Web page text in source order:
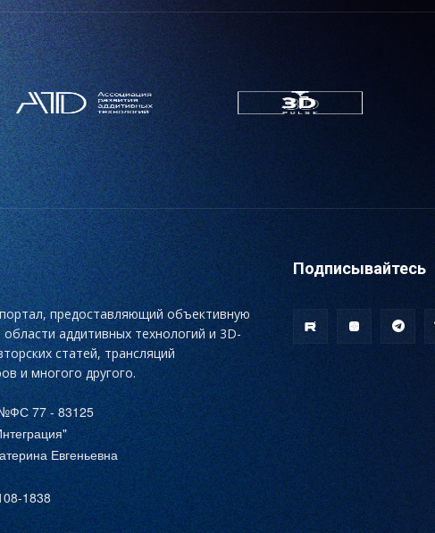
предоставляющий объективную
аддитивных технологий и 3D-
статей, трансляций
и многого другого.
Подписывайтесь
77 - 83125
Евгеньевна
1838